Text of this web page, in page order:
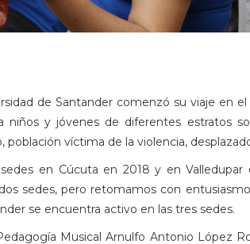
de Santander comenzó su viaje en
y jóvenes de diferentes estratos
víctima de la violencia,
en Cúcuta en 2018 y en
sedes, pero retomamos con
se encuentra activo en las tres sedes.
Musical Arnulfo Antonio López